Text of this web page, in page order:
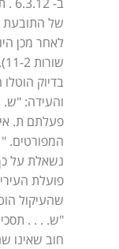
של התובעת
בדיוק
והעידה: "ש.
פעלתם ת.
נשאלת על
פועלת
שהעיקול
"ש. . . .
חוב שאינו